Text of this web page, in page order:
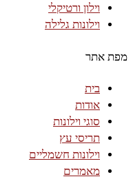
וילון ורטיקלי
וילונות גלילה
מפת אתר
בית
אודות
סוגי וילונות
תריסי עץ
וילונות חשמליים
מאמרים